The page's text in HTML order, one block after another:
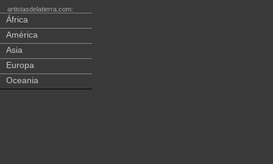
artistasdelatierra.com:
África
América
Asia
Europa
Oceania